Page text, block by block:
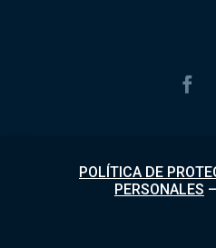
POLÍTICA DE
PERSONALES –